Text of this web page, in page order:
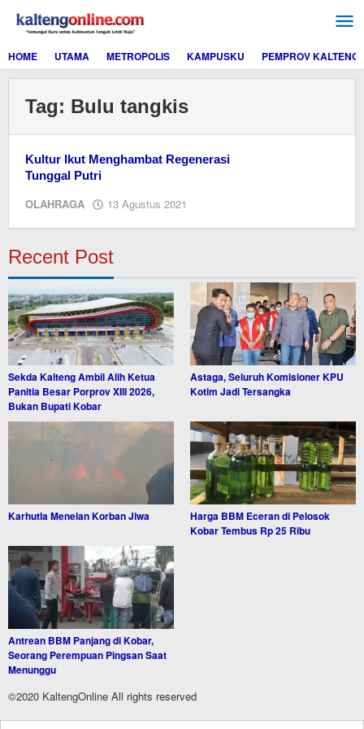
konten
HOME
UTAMA METROPOLIS KAMPUSKU PEMPROV KALTENG
Tag: Bulu tangkis
Kultur Ikut Menghambat Regenerasi
Tunggal Putri
OLAHRAGA 13 Agustus 2021
Recent Post
Sekda Kalteng Ambil Alih Ketua
Panitia Besar Porprov XIII 2026,
Bukan Bupati Kobar
Astaga, Seluruh Komisioner KPU
Kotim Jadi Tersangka
Karhutla Menelan Korban Jiwa
Harga BBM Eceran di Pelosok
Kobar Tembus Rp 25 Ribu
Antrean BBM Panjang di Kobar,
Seorang Perempuan Pingsan Saat
Menunggu
©2020 KaltengOnline All rights reserved